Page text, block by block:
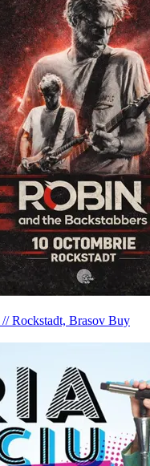
//Rockstadt, Brasov Buy